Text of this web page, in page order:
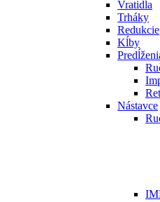
Vratidla
Trháky
Redukcie
Kĺby
Nástavce